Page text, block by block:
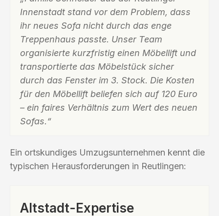
Innenstadt stand vor dem Problem, dass
ihr neues Sofa nicht durch das enge
Treppenhaus passte. Unser Team
organisierte kurzfristig einen Möbellift und
transportierte das Möbelstück sicher
durch das Fenster im 3. Stock. Die Kosten
für den Möbellift beliefen sich auf 120 Euro
– ein faires Verhältnis zum Wert des neuen
Sofas.“
Ein ortskundiges Umzugsunternehmen kennt die
typischen Herausforderungen in Reutlingen:
Altstadt-Expertise